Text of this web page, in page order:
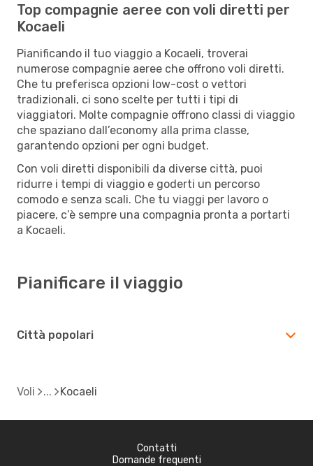
Top compagnie aeree con voli diretti per
Kocaeli
Pianificando il tuo viaggio a Kocaeli, troverai
numerose compagnie aeree che offrono voli diretti.
Che tu preferisca opzioni low-cost o vettori
tradizionali, ci sono scelte per tutti i tipi di
viaggiatori. Molte compagnie offrono classi di viaggio
che spaziano dall’economy alla prima classe,
garantendo opzioni per ogni budget.
Con voli diretti disponibili da diverse città, puoi
ridurre i tempi di viaggio e goderti un percorso
comodo e senza scali. Che tu viaggi per lavoro o
piacere, c’è sempre una compagnia pronta a portarti
a Kocaeli.
Pianificare il viaggio
Città popolari
Voli Kocaeli
Contatti
Domande frequenti